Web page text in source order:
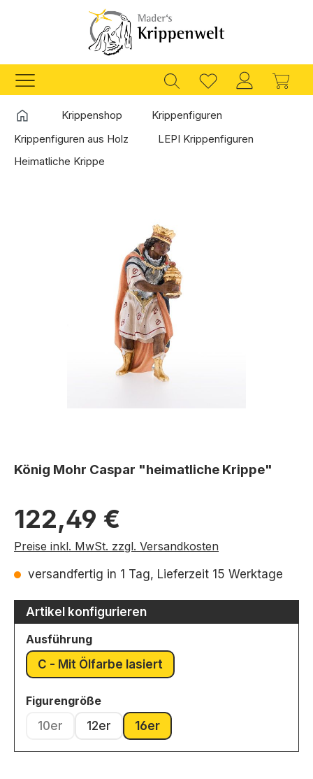
Zum Hauptinhalt springen
StartseiteKrippenshop
Krippenfiguren
Krippenfiguren aus Holz
LEPI Krippenfiguren
Heimatliche Krippe
König Mohr Caspar "heimatliche Krippe"
Regulärer Preis:
122,49 €
Preise inkl. MwSt. zzgl. Versandkosten
versandfertig in 1 Tag, Lieferzeit 15 Werktage
Artikel konfigurieren
Ausführungauswählen
C - Mit Ölfarbe lasiert
Figurengrößeauswählen
10er
(Diese Option ist zurzeit nicht verfügbar.)
12er 16er